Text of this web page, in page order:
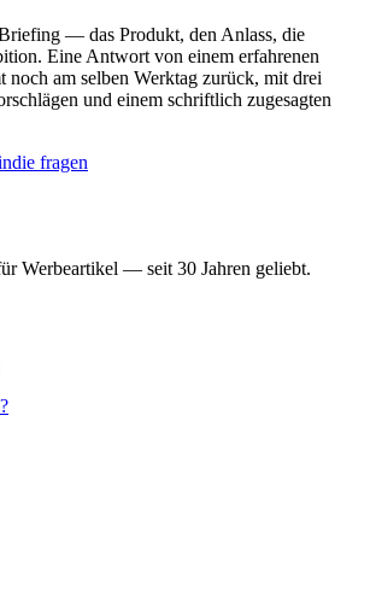
— das Produkt, den Anlass, die
Eine Antwort von einem erfahrenen
noch am selben Werktag zurück, mit drei
und einem schriftlich zugesagten
fragen
Werbeartikel — seit 30 Jahren geliebt.